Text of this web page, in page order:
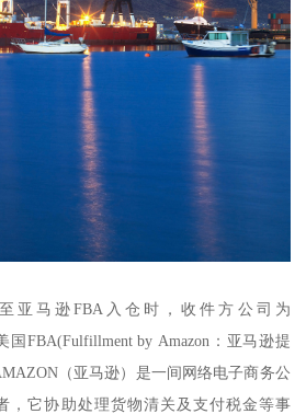
亚马逊FBA入仓时，收件方公司为
国FBA(Fulfillment by Amazon：亚马逊提
（亚马逊）是一间网络电子商务公
，它协助处理货物清关及支付税金等事